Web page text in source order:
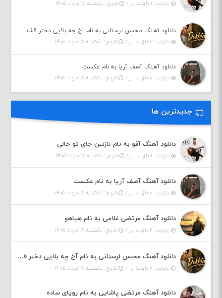
بازدید : ۱ بازدید بار /
تاریخ : یکشنبه ۱۸ مرداد ۱۴۰۵
دانلود آهنگ محسن لرستانی به نام آخ چه بلایی دختر قشنگ و ماهی دختر (هوش مصنوعی)
بازدید : ۰ بازدید بار /
تاریخ : یکشنبه ۱۸ مرداد ۱۴۰۵
دانلود آهنگ آصف آریا به نام عکست
بازدید : ۰ بازدید بار /
تاریخ : یکشنبه ۱۸ مرداد ۱۴۰۵
جدیدترین ها
دانلود آهنگ آفو به نام نازنین جای تو خالی
بازدید : ۱ بازدید بار / تاریخ : یکشنبه ۱۸ مرداد ۱۴۰۵
دانلود آهنگ آصف آریا به نام عکست
بازدید : ۰ بازدید بار / تاریخ : یکشنبه ۱۸ مرداد ۱۴۰۵
دانلود آهنگ مرتضی غلامی به نام هیاهو
بازدید : ۲ بازدید بار / تاریخ : یکشنبه ۱۸ مرداد ۱۴۰۵
دانلود آهنگ محسن لرستانی به نام آخ چه بلایی دختر قشنگ و ماهی دختر (هوش مصنوعی)
بازدید : ۰ بازدید بار / تاریخ : یکشنبه ۱۸ مرداد ۱۴۰۵
دانلود آهنگ مرتضی پاشایی به نام رویای ساده